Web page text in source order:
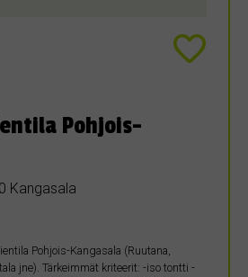
Pohjois-
Kangasala
Pohjois-Kangasala (Ruutana,
jne). Tärkeimmät kriteerit: -iso tontti -